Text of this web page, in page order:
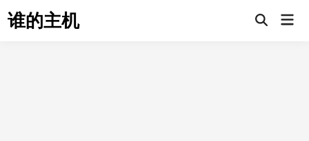
to谁的主机
Open